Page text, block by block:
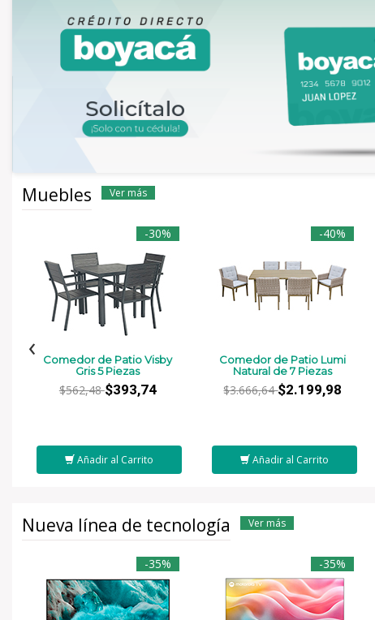
Muebles Ver más
-30%
Comedor de Patio Visby
Gris 5 Piezas
$562,48$393,74
Añadir al Carrito
-40%
Comedor de Patio Lumi
Natural de 7 Piezas
$3.666,64$2.199,98
Añadir al Carrito
‹
Nueva línea de tecnología Ver más
-35% -35%